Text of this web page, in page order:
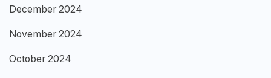
December 2024
November 2024
October 2024